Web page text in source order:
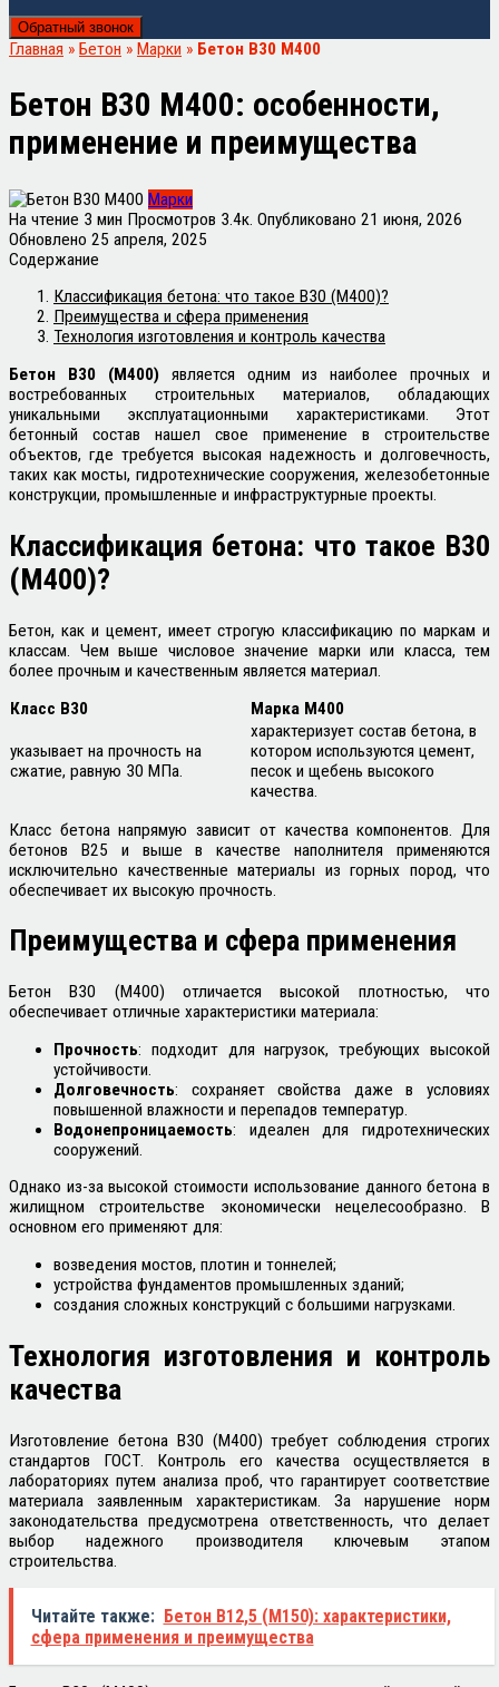
Обратный звонок
Главная » Бетон » Марки » Бетон В30 М400
Бетон В30 М400: особенности,
применение и преимущества
Марки
На чтение 3 мин Просмотров 3.4к. Опубликовано 21 июня, 2026
Обновлено 25 апреля, 2025
Содержание
Классификация бетона: что такое В30 (М400)?
Преимущества и сфера применения
Технология изготовления и контроль качества
Бетон В30 (М400)является одним из наиболее прочных и
востребованных строительных материалов, обладающих
уникальными эксплуатационными характеристиками. Этот
бетонный состав нашел свое применение в строительстве
объектов, где требуется высокая надежность и долговечность,
таких как мосты, гидротехнические сооружения, железобетонные
конструкции, промышленные и инфраструктурные проекты.
Классификация бетона: что такое В30
(М400)?
Бетон, как и цемент, имеет строгую классификацию по маркам и
классам. Чем выше числовое значение марки или класса, тем
более прочным и качественным является материал.
Класс В30
Марка М400
указывает на прочность на
сжатие, равную 30 МПа.
характеризует состав бетона, в
котором используются цемент,
песок и щебень высокого
качества.
Класс бетона напрямую зависит от качества компонентов. Для
бетонов В25 и выше в качестве наполнителя применяются
исключительно качественные материалы из горных пород, что
обеспечивает их высокую прочность.
Преимущества и сфера применения
Бетон В30 (М400) отличается высокой плотностью, что
обеспечивает отличные характеристики материала:
Прочность: подходит для нагрузок, требующих высокой
устойчивости.
Долговечность: сохраняет свойства даже в условиях
повышенной влажности и перепадов температур.
Водонепроницаемость: идеален для гидротехнических
сооружений.
Однако из-за высокой стоимости использование данного бетона в
жилищном строительстве экономически нецелесообразно. В
основном его применяют для:
возведения мостов, плотин и тоннелей;
устройства фундаментов промышленных зданий;
создания сложных конструкций с большими нагрузками.
Технология изготовления и контроль
качества
Изготовление бетона В30 (М400) требует соблюдения строгих
стандартов ГОСТ. Контроль его качества осуществляется в
лабораториях путем анализа проб, что гарантирует соответствие
материала заявленным характеристикам. За нарушение норм
законодательства предусмотрена ответственность, что делает
выбор надежного производителя ключевым этапом
строительства.
Читайте также: Бетон В12,5 (М150): характеристики,
сфера применения и преимущества